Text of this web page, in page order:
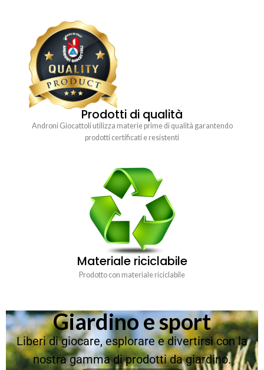
Prodotti di qualità
Androni Giocattoli utilizza materie prime di qualità garantendo
prodotti certificati e resistenti
Materiale riciclabile
Prodotto con materiale riciclabile
Giardino e sport
Liberi di giocare, esplorare e divertirsi con la
nostra gamma di prodotti da giardino.